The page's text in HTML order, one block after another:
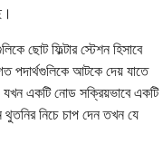
ছোট ফিল্টার স্টেশন হিসাবে
পদার্থগুলিকে আটকে দেয় যাতে
একটি নোড সক্রিয়ভাবে একটি
নিচে চাপ দেন তখন যে